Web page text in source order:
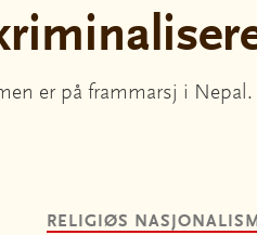
er på frammarsj i Nepal.
RELIGIØS